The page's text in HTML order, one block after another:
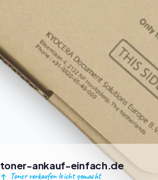
toner-ankauf-einfach.de
Toner verkaufen leicht gemacht